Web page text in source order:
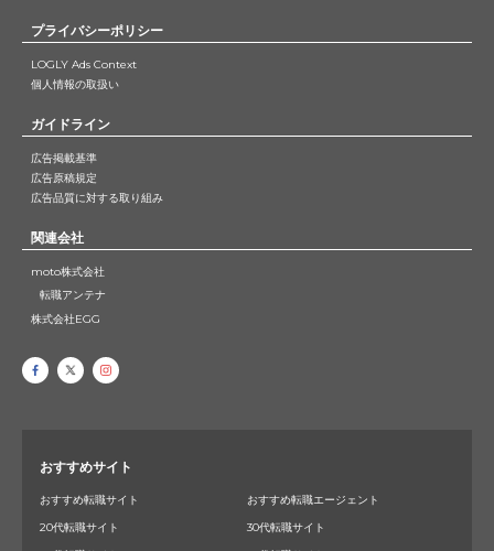
IRニュース
プライバシーポリシー
LOGLY Ads Context
個人情報の取扱い
ガイドライン
広告掲載基準
広告原稿規定
広告品質に対する取り組み
関連会社
moto株式会社
転職アンテナ
株式会社EGG
おすすめサイト
おすすめ転職サイト
おすすめ転職エージェント
20代転職サイト
30代転職サイト